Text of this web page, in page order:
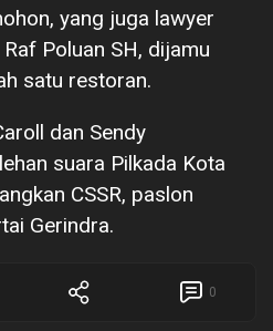
yang juga lawyer
Poluan SH, dijamu
satu restoran.
dan Sendy
suara Pilkada Kota
CSSR, paslon
Gerindra.
0